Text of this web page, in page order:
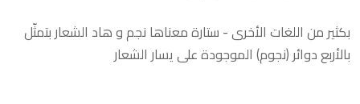
بكثير من اللغات الأخرى - ستارة معناها نجم و هاد الشعار بتمثّل
بالأربع دوائر (نجوم) الموجودة على يسار الشعار